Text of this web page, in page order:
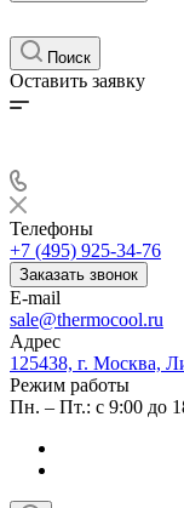
Поиск
Оставить заявку
Телефоны
+7 (495) 925-34-76
Заказать звонок
E-mail
sale@thermocool.ru
Адрес
125438, г. Москва,
Режим работы
Пн. – Пт.: с 9:00 до